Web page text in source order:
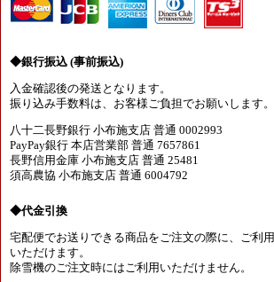
◆銀行振込 (事前振込)
入金確認後の発送となります。
振り込み手数料は、お客様ご負担でお願いします。
八十二長野銀行 小布施支店 普通 0002993
PayPay銀行 本店営業部 普通 7657861
長野信用金庫 小布施支店 普通 25481
須高農協 小布施支店 普通 6004792
◆代金引換
宅配便でお送りできる商品をご注文の際に、ご利用
いただけます。
除雪機のご注文時にはご利用いただけません。